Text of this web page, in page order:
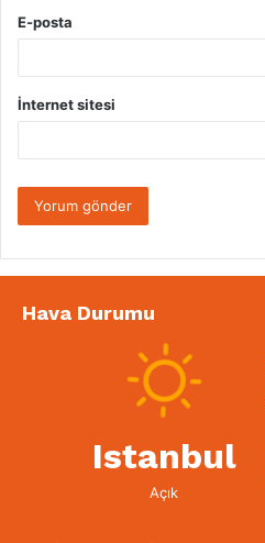
E-posta
İnternet sitesi
Hava Durumu
Istanbul
Açık